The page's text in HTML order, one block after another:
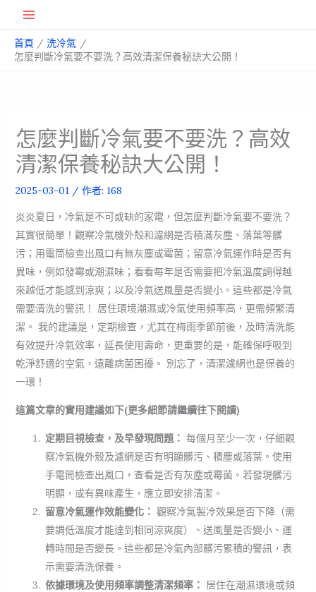
Menu
首頁
洗冷氣
怎麼判斷冷氣要不要洗？高效清潔保養秘訣大公開！
怎麼判斷冷氣要不要洗？高效
清潔保養秘訣大公開！
2025-03-01 / 作者: 168
炎炎夏日，冷氣是不可或缺的家電，但怎麼判斷冷氣要不要洗？
其實很簡單！觀察冷氣機外殼和濾網是否積滿灰塵、落葉等髒
污；用電筒檢查出風口有無灰塵或霉菌；留意冷氣運作時是否有
異味，例如發霉或潮濕味；看看每年是否需要把冷氣溫度調得越
來越低才能感到涼爽；以及冷氣送風量是否變小。這些都是冷氣
需要清洗的警訊！ 居住環境潮濕或冷氣使用頻率高，更需頻繁清
潔。 我的建議是，定期檢查，尤其在梅雨季節前後，及時清洗能
有效提升冷氣效率，延長使用壽命，更重要的是，能確保呼吸到
乾淨舒適的空氣，遠離病菌困擾。 別忘了，清潔濾網也是保養的
一環！
這篇文章的實用建議如下(更多細節請繼續往下閱讀)
定期目視檢查，及早發現問題： 每個月至少一次，仔細觀
察冷氣機外殼及濾網是否有明顯髒污、積塵或落葉。使用
手電筒檢查出風口，查看是否有灰塵或霉菌。若發現髒污
明顯，或有異味產生，應立即安排清潔。
留意冷氣運作效能變化： 觀察冷氣製冷效果是否下降（需
要調低溫度才能達到相同涼爽度）、送風量是否變小、運
轉時間是否變長。這些都是冷氣內部髒污累積的警訊，表
示需要清洗保養。
依據環境及使用頻率調整清潔頻率： 居住在潮濕環境或頻